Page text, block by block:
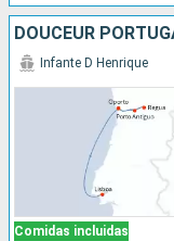
Comidas incluidas
Infante D Henrique